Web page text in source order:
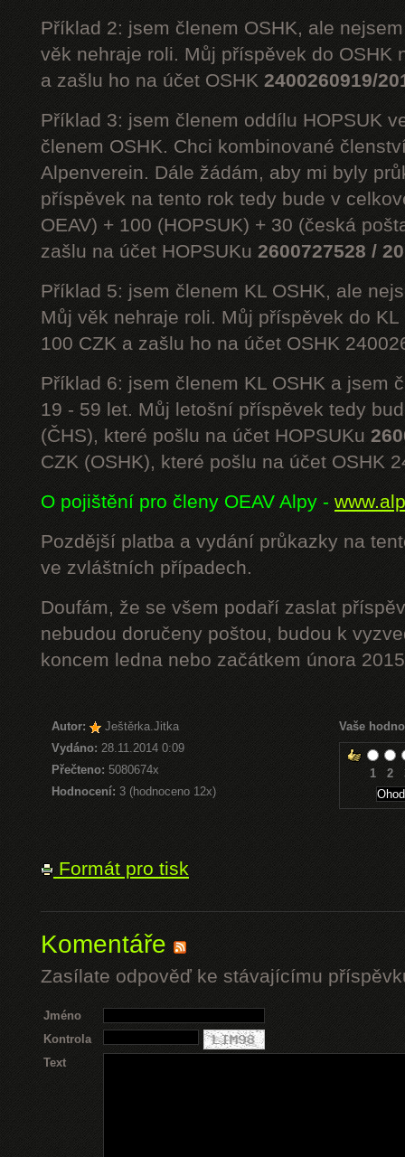
Příklad 2: jsem členem OSHK, ale
věk nehraje roli. Můj příspěvek do OSHK
a zašlu ho na účet OSHK 2400260919/
Příklad 3: jsem členem oddílu HOPSUK
členem OSHK. Chci kombinované
Alpenverein. Dále žádám, aby mi byly
příspěvek na tento rok tedy bude v
OEAV) + 100 (HOPSUK) + 30 (česká
zašlu na účet HOPSUKu 2600727528 /
Příklad 5: jsem členem KL OSHK, ale
Můj věk nehraje roli. Můj příspěvek do
100 CZK a zašlu ho na účet OSHK
Příklad 6: jsem členem KL OSHK a jsem
19 - 59 let. Můj letošní příspěvek tedy
(ČHS), které pošlu na účet HOPSUKu
CZK (OSHK), které pošlu na účet OSHK
O pojištění pro členy OEAV Alpy -
Pozdější platba a vydání průkazky na
ve zvláštních případech.
Doufám, že se všem podaří zaslat
nebudou doručeny poštou, budou k
koncem ledna nebo začátkem února
Autor:
Ještěrka.Jitka
Vydáno: 28.11.2014 0:09
Přečteno:5080674x
Hodnocení: 3 (hodnoceno 12x)
Vaše
1 2
Formát pro tisk
Komentáře
Zasílate odpověď ke stávajícímu
Jméno
Kontrola
Text